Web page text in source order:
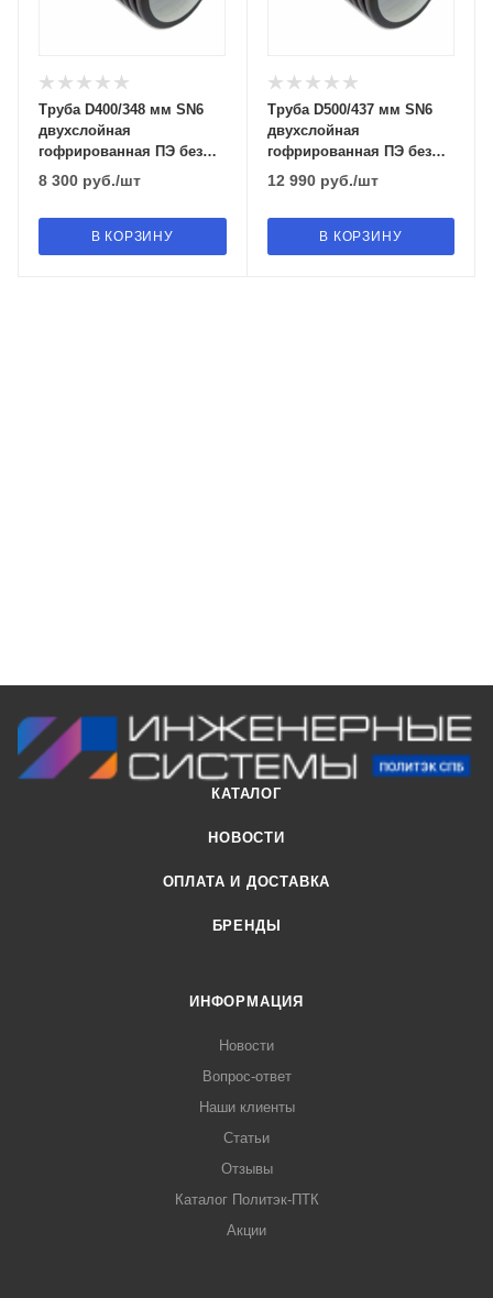
Труба D400/348 мм SN6
двухслойная
гофрированная ПЭ без
раструба
8 300 руб./шт
В КОРЗИНУ
Труба D500/437 мм SN6
двухслойная
гофрированная ПЭ без
раструба
12 990руб./шт
В КОРЗИНУ
КАТАЛОГ
НОВОСТИ
ОПЛАТА И ДОСТАВКА
БРЕНДЫ
ИНФОРМАЦИЯ
Новости
Вопрос-ответ
Наши клиенты
Статьи
Отзывы
Каталог Политэк-ПТК
Акции